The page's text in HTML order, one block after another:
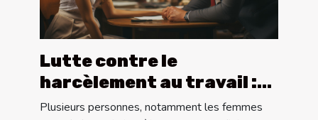
Lutte contre le
harcèlement au travail :
quoi faire ?
Plusieurs personnes, notamment les femmes